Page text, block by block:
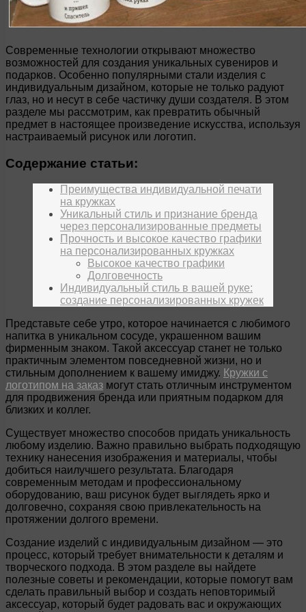
Современные технологии открывают множество
возможностей для создания уникальных сувениров и
подарков. Особенно популярными стали изделия с
индивидуальным дизайном, которые не только радуют
глаз, но и несут в себе частичку души создателя. В этом
разделе мы рассмотрим, как превратить обычный
предмет в настоящее произведение искусства, используя
настраиваемый рисунок или логотип.
Содержание статьи:
Преимущества индивидуальной печати
на кружках
Уникальный стиль и признание бренда
через персонализированные предметы
Прочность и высокое качество графики
на персонализированных кружках
Высокое качество графики
Долговечность
Индивидуальный стиль в вашей руке:
создание персонализированных кружек
Представьте себе утро, которое начинается с любимого
напитка в уникальном сосуде, украшенном вашим
фирменным знаком. Такой аксессуар станет не только
практичным элементом повседневной жизни, но и
стильным дополнением к вашему имиджу. Кружки с
логотипом на заказ могут стать отличным инструментом
для продвижения бренда или приятным подарком для
близких и коллег.
Существует множество способов придать уникальность
любому изделию. Важно правильно выбрать подходящую
технику нанесения изображения и материалы, чтобы
добиться наилучшего результата. Благодаря
современным методам и профессиональному
оборудованию, ваш рисунок будет выглядеть ярко и
долговечно, сохраняя свою привлекательность на
протяжении долгого времени.
Создание изделий с индивидуальным дизайном — это
процесс, который требует внимательности к деталям и
творческого подхода. В этом разделе вы найдете
полезные советы и рекомендации, которые помогут вам
сделать правильный выбор и создать неповторимый
аксессуар, который будет радовать вас и окружающих